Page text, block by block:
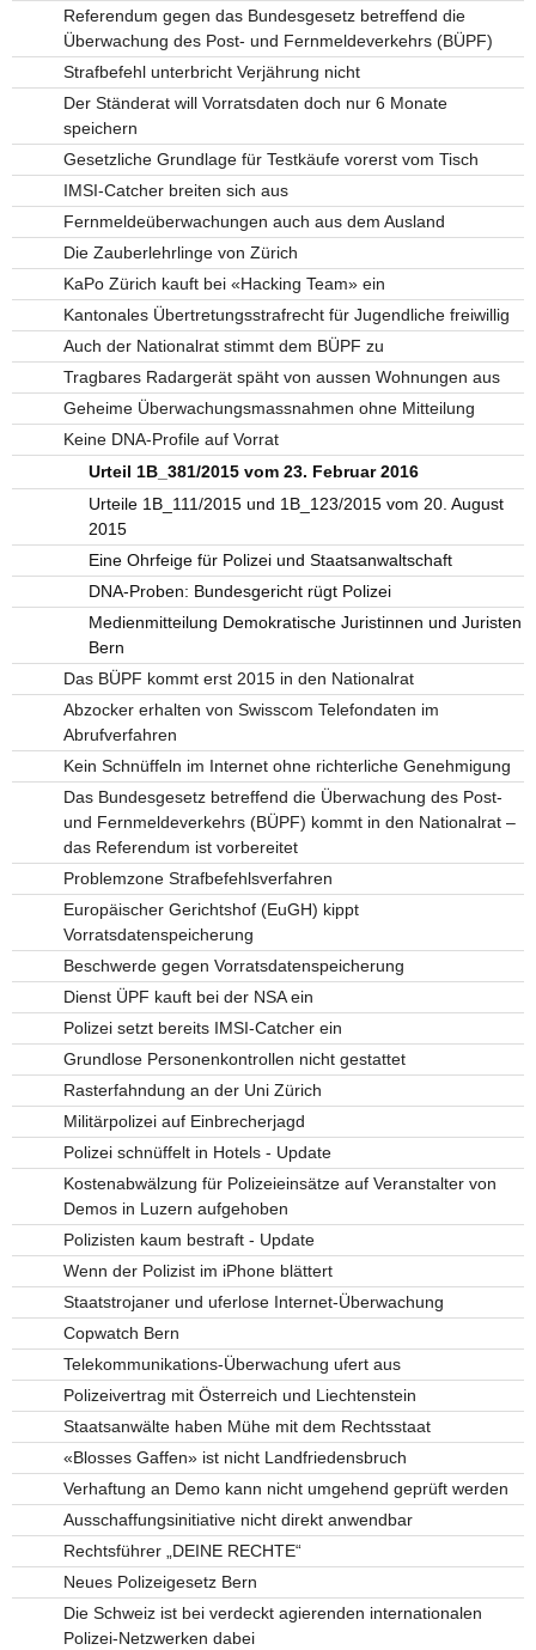
Referendum gegen das Bundesgesetz betreffend die
Überwachung des Post- und Fernmeldeverkehrs (BÜPF)
Strafbefehl unterbricht Verjährung nicht
Der Ständerat will Vorratsdaten doch nur 6 Monate
speichern
Gesetzliche Grundlage für Testkäufe vorerst vom Tisch
IMSI-Catcher breiten sich aus
Fernmeldeüberwachungen auch aus dem Ausland
Die Zauberlehrlinge von Zürich
KaPo Zürich kauft bei «Hacking Team» ein
Kantonales Übertretungsstrafrecht für Jugendliche freiwillig
Auch der Nationalrat stimmt dem BÜPF zu
Tragbares Radargerät späht von aussen Wohnungen aus
Geheime Überwachungsmassnahmen ohne Mitteilung
Keine DNA-Profile auf Vorrat
Urteil 1B_381/2015 vom 23. Februar 2016
Urteile 1B_111/2015 und 1B_123/2015 vom 20. August
2015
Eine Ohrfeige für Polizei und Staatsanwaltschaft
DNA-Proben: Bundesgericht rügt Polizei
Medienmitteilung Demokratische Juristinnen und Juristen
Bern
Das BÜPF kommt erst 2015 in den Nationalrat
Abzocker erhalten von Swisscom Telefondaten im
Abrufverfahren
Kein Schnüffeln im Internet ohne richterliche Genehmigung
Das Bundesgesetz betreffend die Überwachung des Post-
und Fernmeldeverkehrs (BÜPF) kommt in den Nationalrat –
das Referendum ist vorbereitet
Problemzone Strafbefehlsverfahren
Europäischer Gerichtshof (EuGH) kippt
Vorratsdatenspeicherung
Beschwerde gegen Vorratsdatenspeicherung
Dienst ÜPF kauft bei der NSA ein
Polizei setzt bereits IMSI-Catcher ein
Grundlose Personenkontrollen nicht gestattet
Rasterfahndung an der Uni Zürich
Militärpolizei auf Einbrecherjagd
Polizei schnüffelt in Hotels - Update
Kostenabwälzung für Polizeieinsätze auf Veranstalter von
Demos in Luzern aufgehoben
Polizisten kaum bestraft - Update
Wenn der Polizist im iPhone blättert
Staatstrojaner und uferlose Internet-Überwachung
Copwatch Bern
Telekommunikations-Überwachung ufert aus
Polizeivertrag mit Österreich und Liechtenstein
Staatsanwälte haben Mühe mit dem Rechtsstaat
«Blosses Gaffen» ist nicht Landfriedensbruch
Verhaftung an Demo kann nicht umgehend geprüft werden
Ausschaffungsinitiative nicht direkt anwendbar
Rechtsführer „DEINE RECHTE“
Neues Polizeigesetz Bern
Die Schweiz ist bei verdeckt agierenden internationalen
Polizei-Netzwerken dabei